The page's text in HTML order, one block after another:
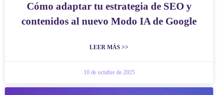
Cómo adaptar tu estrategia de SEO y
contenidos al nuevo Modo IA de Google
LEER MÁS >>
10 de octubre de 2025